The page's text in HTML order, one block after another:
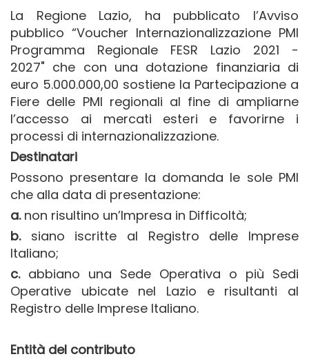
La Regione Lazio, ha pubblicato l’Avviso
pubblico “Voucher Internazionalizzazione PMI
Programma Regionale FESR Lazio 2021 -
2027" che con una dotazione finanziaria di
euro 5.000.000,00 sostiene la Partecipazione a
Fiere delle PMI regionali al fine di ampliarne
l’accesso ai mercati esteri e favorirne i
processi di internazionalizzazione.
Destinatari
Possono presentare la domanda le sole PMI
che alla data di presentazione:
a. non risultino un’Impresa in Difficoltà;
b.siano iscritte al Registro delle Imprese
Italiano;
c. abbiano una Sede Operativa o più Sedi
Operative ubicate nel Lazio e risultanti al
Registro delle Imprese Italiano.
Entità del contributo